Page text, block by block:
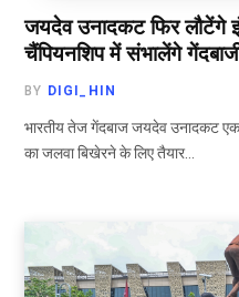
जयदेव उनादकट फिर लौटेंगे
चैंपियनशिप में संभालेंगे
BY DIGI_HIN
भारतीय तेज गेंदबाज जयदेव उनादकट एक
का जलवा बिखेरने के लिए तैयार…